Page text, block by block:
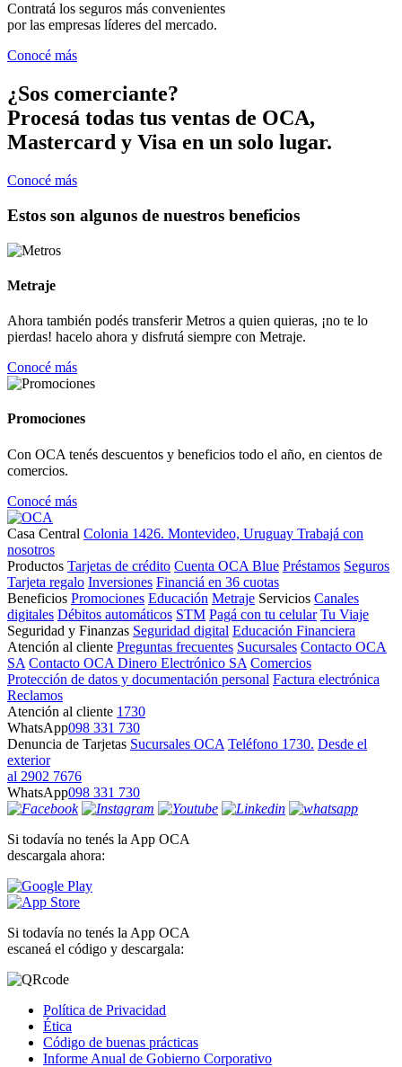
Contratá los seguros más convenientes
por las empresas líderes del mercado.
Conocé más
¿Sos comerciante?
Procesá todas tus ventas de OCA,
Mastercard y Visa en un solo lugar.
Conocé más
Estos son algunos de nuestros beneficios
Metraje
Ahora también podés transferir Metros a quien quieras, ¡no te lo
pierdas! hacelo ahora y disfrutá siempre con Metraje.
Conocé más
Promociones
Con OCA tenés descuentos y beneficios todo el año, en cientos de
comercios.
Conocé más
Casa Central Colonia 1426. Montevideo, Uruguay Trabajá con
nosotros
Productos Tarjetas de crédito Cuenta OCA Blue Préstamos Seguros
Tarjeta regalo Inversiones Financiá en 36 cuotas
Beneficios Promociones Educación Metraje Servicios Canales
digitales Débitos automáticos STM Pagá con tu celular Tu Viaje
Seguridad y Finanzas Seguridad digital Educación Financiera
Atención al cliente Preguntas frecuentes Sucursales Contacto OCA
SA Contacto OCA Dinero Electrónico SA Comercios
Protección de datos y documentación personal Factura electrónica
Reclamos
Atención al cliente 1730
WhatsApp098 331 730
Denuncia de Tarjetas Sucursales OCA Teléfono 1730. Desde el
exterior
al 2902 7676
WhatsApp098 331 730
Si todavía no tenés la App OCA
descargala ahora:
Si todavía no tenés la App OCA
escaneá el código y descargala:
Política de Privacidad
Ética
Código de buenas prácticas
Informe Anual de Gobierno Corporativo